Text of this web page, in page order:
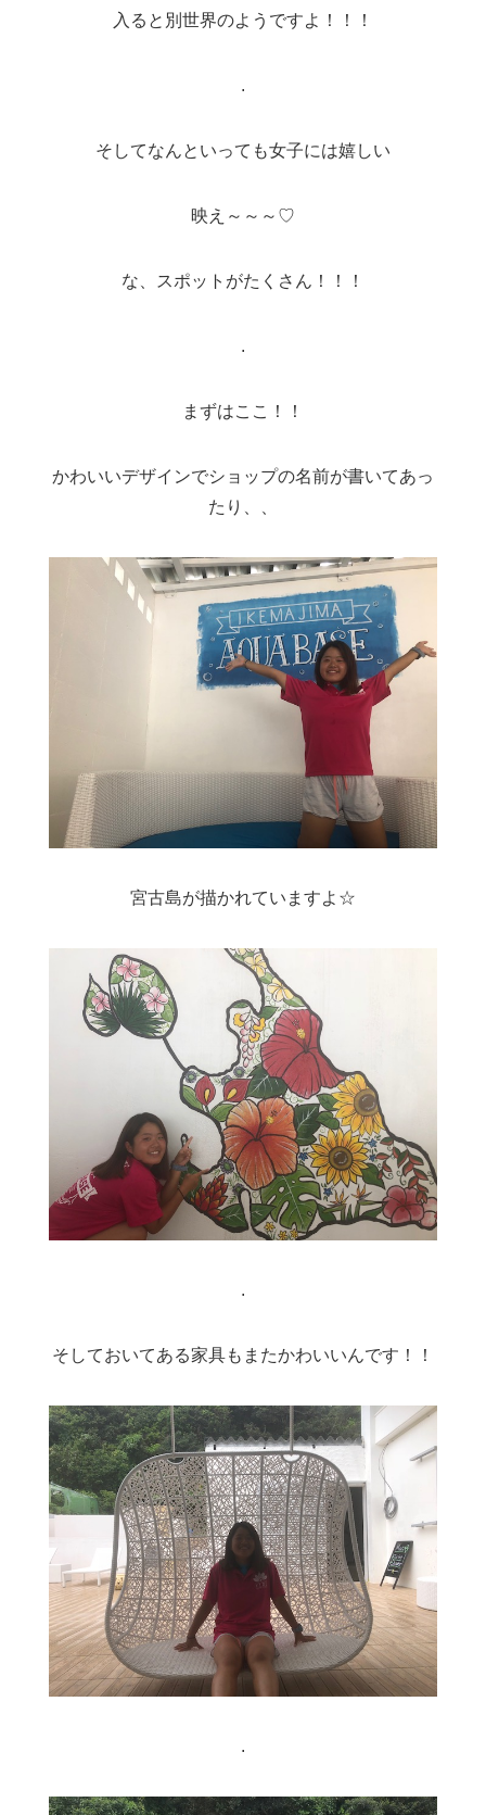
入ると別世界のようですよ！！！
.
そしてなんといっても女子には嬉しい
映え～～～♡
な、スポットがたくさん！！！
.
まずはここ！！
かわいいデザインでショップの名前が書いてあっ
たり、、
宮古島が描かれていますよ☆
.
そしておいてある家具もまたかわいいんです！！
.